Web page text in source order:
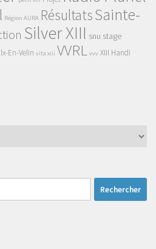
Région AURA RésultatsSainte-
Silver XIII snu stage
En-Velin vita xiii VVRL vvv XIII Handi